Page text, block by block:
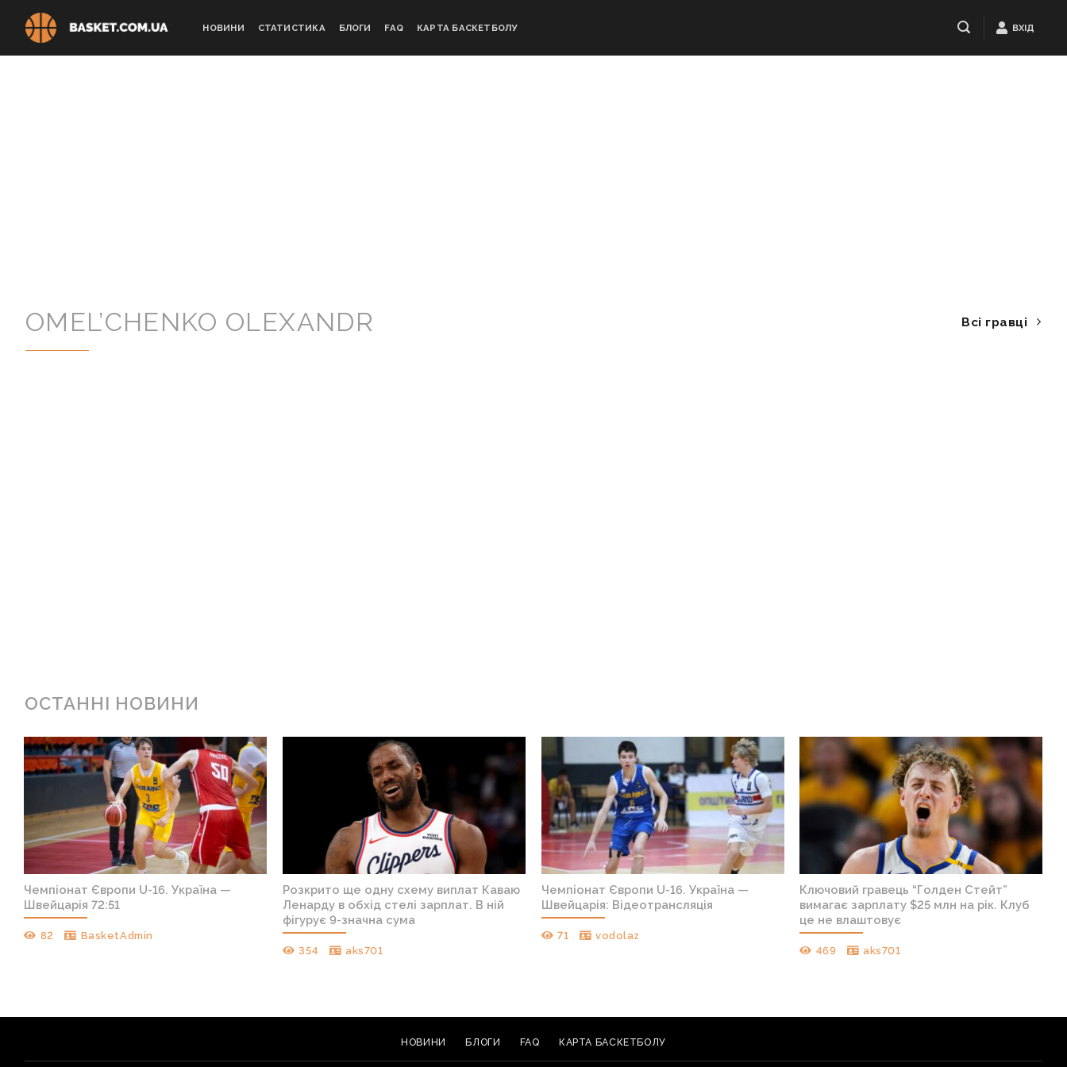
НОВИНИ СТАТИСТИКА БЛОГИ FAQ КАРТА БАСКЕТБОЛУ ВХІД
OMEL’CHENKO OLEXANDR Всі гравці
ОСТАННІ НОВИНИ
Чемпіонат Європи U-16. Україна —
Швейцарія 72:51
82 BasketAdmin
Розкрито ще одну схему виплат Каваю
Ленарду в обхід стелі зарплат. В ній
фігурує 9-значна сума
354 aks701
Чемпіонат Європи U-16. Україна —
Швейцарія: Відеотрансляція
71 vodolaz
Ключовий гравець “Голден Стейт”
вимагає зарплату $25 млн на рік. Клуб
це не влаштовує
469 aks701
НОВИНИ БЛОГИ FAQ КАРТА БАСКЕТБОЛУ